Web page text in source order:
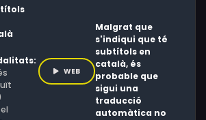
WEB
Malgrat que
s'indiqui que té
subtítols en
català, és
probable que
sigui una
traducció
automàtica no